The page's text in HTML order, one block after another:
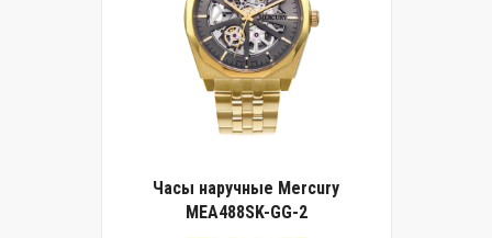
Часы наручные Mercury
MEA488SK-GG-2